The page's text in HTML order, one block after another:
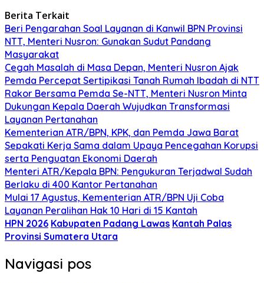
Berita Terkait
Beri Pengarahan Soal Layanan di Kanwil BPN Provinsi
NTT, Menteri Nusron: Gunakan Sudut Pandang
Masyarakat
Cegah Masalah di Masa Depan, Menteri Nusron Ajak
Pemda Percepat Sertipikasi Tanah Rumah Ibadah di NTT
Rakor Bersama Pemda Se-NTT, Menteri Nusron Minta
Dukungan Kepala Daerah Wujudkan Transformasi
Layanan Pertanahan
Kementerian ATR/BPN, KPK, dan Pemda Jawa Barat
Sepakati Kerja Sama dalam Upaya Pencegahan Korupsi
serta Penguatan Ekonomi Daerah
Menteri ATR/Kepala BPN: Pengukuran Terjadwal Sudah
Berlaku di 400 Kantor Pertanahan
Mulai 17 Agustus, Kementerian ATR/BPN Uji Coba
Layanan Peralihan Hak 10 Hari di 15 Kantah
HPN 2026 Kabupaten Padang Lawas Kantah Palas
Provinsi Sumatera Utara
Navigasi pos